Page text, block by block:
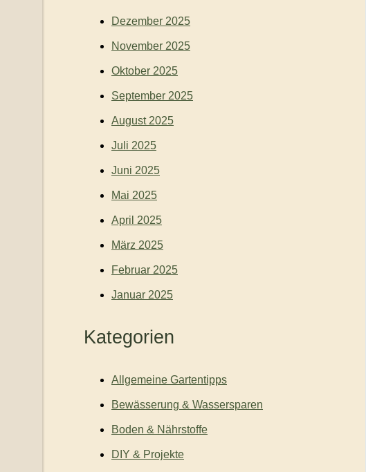
Dezember 2025
November 2025
Oktober 2025
September 2025
August 2025
Juli 2025
Juni 2025
Mai 2025
April 2025
März 2025
Februar 2025
Januar 2025
Kategorien
Allgemeine Gartentipps
Bewässerung & Wassersparen
Boden & Nährstoffe
DIY & Projekte